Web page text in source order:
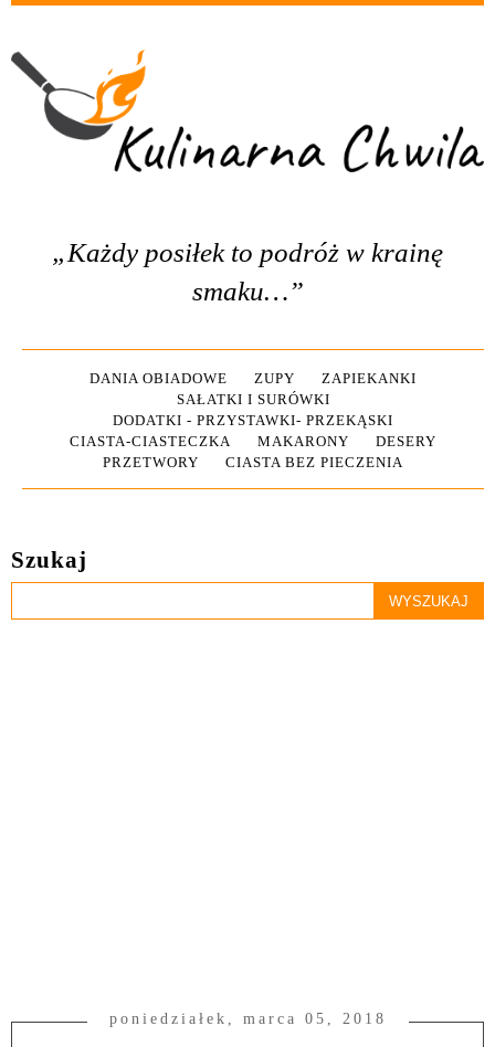
„Każdy posiłek to podróż w krainę
smaku…”
DANIA OBIADOWE ZUPY
ZAPIEKANKI
SAŁATKI I SURÓWKI
DODATKI - PRZYSTAWKI- PRZEKĄSKI
CIASTA-CIASTECZKA
MAKARONY
DESERY
PRZETWORY
CIASTA BEZ PIECZENIA
Szukaj
poniedziałek, marca 05, 2018